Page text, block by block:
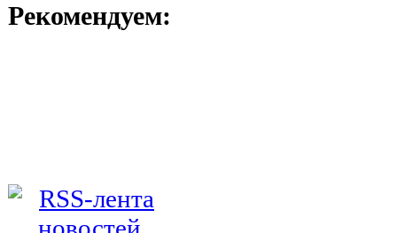
Рекомендуем: